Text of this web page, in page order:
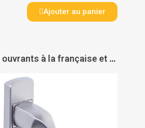
Ajouter au panier
Leviers pour ouvrants à la française et oscillo-battants béquille Artis - VACHETTE ASSA ABLOY